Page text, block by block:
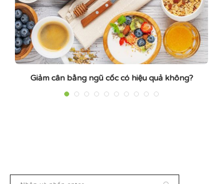
Giảm cân bằng ngũ cốc có hiệu quả không?